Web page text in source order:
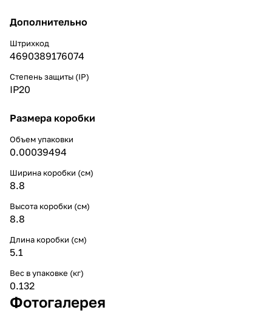
Дополнительно
Штрихкод
4690389176074
Степень защиты (IP)
IP20
Размера коробки
Объем упаковки
0.00039494
Ширина коробки (см)
8.8
Высота коробки (см)
8.8
Длина коробки (см)
5.1
Вес в упаковке (кг)
0.132
Фотогалерея